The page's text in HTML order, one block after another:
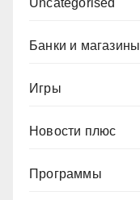
Uncategorised
Банки и магазины
Игры
Новости плюс
Программы